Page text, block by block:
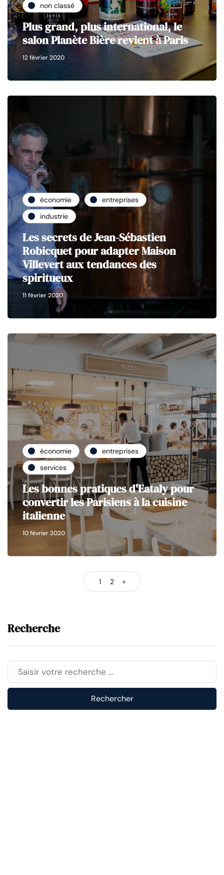
non classé
Plus grand, plus international, le
salon Planète Bière revient à Paris
12 février 2020
économie
entreprises
industrie
Les secrets de Jean-Sébastien
Robicquet pour adapter Maison
Villevert aux tendances des
spiritueux
11 février 2020
économie
entreprises
services
Les bonnes pratiques d'Eataly pour
convertir les Parisiens à la cuisine
italienne
10 février 2020
1 2 »
Recherche